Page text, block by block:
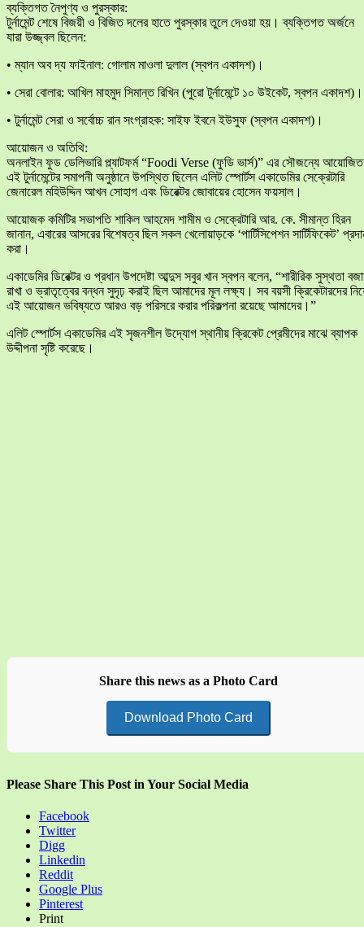
​ব্যক্তিগত নৈপুণ্য ও পুরস্কার:
​টুর্নামেন্ট শেষে বিজয়ী ও বিজিত দলের হাতে পুরস্কার তুলে দেওয়া হয়। ব্যক্তিগত অর্জনে
যারা উজ্জ্বল ছিলেন:
• ​ম্যান অব দ্য ফাইনাল: গোলাম মাওলা দুলাল (স্বপন একাদশ)।
• ​সেরা বোলার: আখিল মাহমুদ সিমান্ত রিখিন (পুরো টুর্নামেন্টে ১০ উইকেট, স্বপন একাদশ)।
• ​টুর্নামেন্ট সেরা ও সর্বোচ্চ রান সংগ্রাহক: সাইফ ইবনে ইউসুফ (স্বপন একাদশ)।
​আয়োজন ও অতিথি:
​অনলাইন ফুড ডেলিভারি প্ল্যাটফর্ম “Foodi Verse (ফুডি ভার্স)” এর সৌজন্যে আয়োজিত
এই টুর্নামেন্টের সমাপনী অনুষ্ঠানে উপস্থিত ছিলেন এলিট স্পোর্টস একাডেমির সেক্রেটারি
জেনারেল মহিউদ্দিন আখন সোহাগ এবং ডিরেক্টর জোবায়ের হোসেন ফয়সাল।
​আয়োজক কমিটির সভাপতি শাকিল আহমেদ শামীম ও সেক্রেটারি আর. কে. সীমান্ত হিরন
জানান, এবারের আসরের বিশেষত্ব ছিল সকল খেলোয়াড়কে ‘পার্টিসিপেশন সার্টিফিকেট’
করা।
​একাডেমির ডিরেক্টর ও প্রধান উপদেষ্টা আব্দুস সবুর খান স্বপন বলেন, “শারীরিক সুস্থতা
রাখা ও ভ্রাতৃত্বের বন্ধন সুদৃঢ় করাই ছিল আমাদের মূল লক্ষ্য। সব বয়সী ক্রিকেটারদের
এই আয়োজন ভবিষ্যতে আরও বড় পরিসরে করার পরিকল্পনা রয়েছে আমাদের।”
​এলিট স্পোর্টস একাডেমির এই সৃজনশীল উদ্যোগ স্থানীয় ক্রিকেট প্রেমীদের মাঝে ব্যাপক
উদ্দীপনা সৃষ্টি করেছে।
Share this news as a Photo Card
Download Photo Card
Please Share This Post in Your Social Media
Facebook
Twitter
Digg
Linkedin
Reddit
Google Plus
Pinterest
Print